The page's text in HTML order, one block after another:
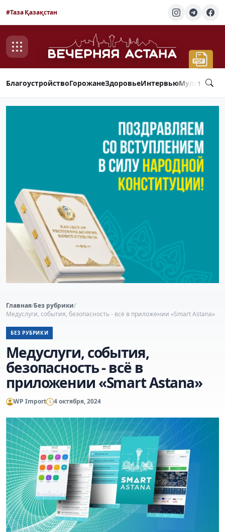
#Таза Қазақстан
БлагоустройствоГорожанеЗдоровьеИнтервью
Главная/Без рубрики/
Медуслуги, события, безопасность - всё в приложении «Smart Astana»
БЕЗ РУБРИКИ
Медуслуги, события,
безопасность - всё в
приложении «Smart Astana»
WP Import 4 октября, 2024